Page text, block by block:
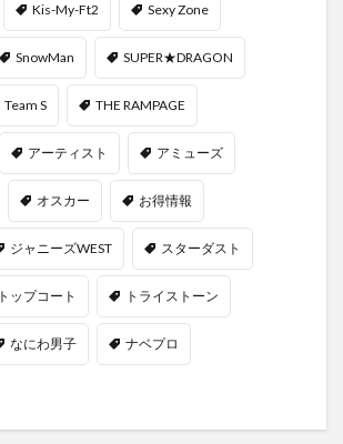
Kis-My-Ft2 Sexy Zone
SnowMan SUPER★DRAGON
Team S THE RAMPAGE
アーティスト アミューズ
オスカー お得情報
ジャニーズWEST スターダスト
トップコート トライストーン
なにわ男子 ナベプロ